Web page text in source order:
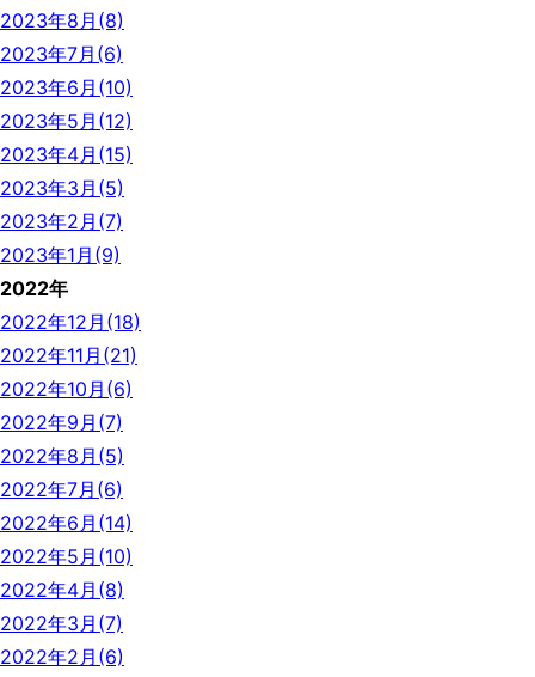
2023年8月(8)
2023年7月(6)
2023年6月(10)
2023年5月(12)
2023年4月(15)
2023年3月(5)
2023年2月(7)
2023年1月(9)
2022年
2022年12月(18)
2022年11月(21)
2022年10月(6)
2022年9月(7)
2022年8月(5)
2022年7月(6)
2022年6月(14)
2022年5月(10)
2022年4月(8)
2022年3月(7)
2022年2月(6)